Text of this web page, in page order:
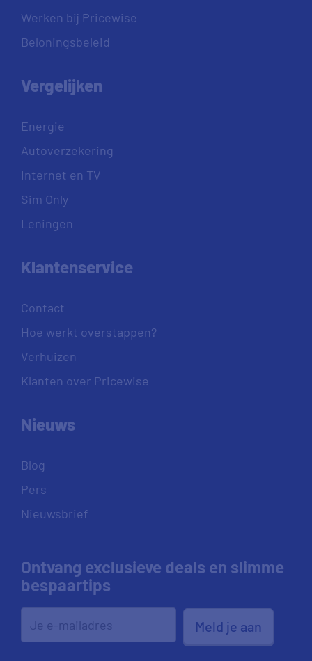
Werken bij Pricewise
Beloningsbeleid
Vergelijken
Energie
Autoverzekering
Internet en TV
Sim Only
Leningen
Klantenservice
Contact
Hoe werkt overstappen?
Verhuizen
Klanten over Pricewise
Nieuws
Blog
Pers
Nieuwsbrief
Ontvang exclusieve deals en slimme
bespaartips
Meld je aan